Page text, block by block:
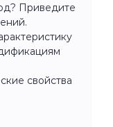
Приведите
свойства